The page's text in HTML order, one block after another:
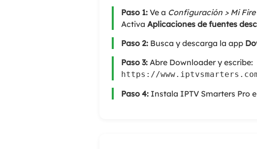
Paso 1:Ve a Configuración > Mi
Activa Aplicaciones de fuentes
Paso 2:Busca y descarga la app
Paso 3:Abre Downloader y escribe:
https://
Paso 4:Instala IPTV Smarters Pro